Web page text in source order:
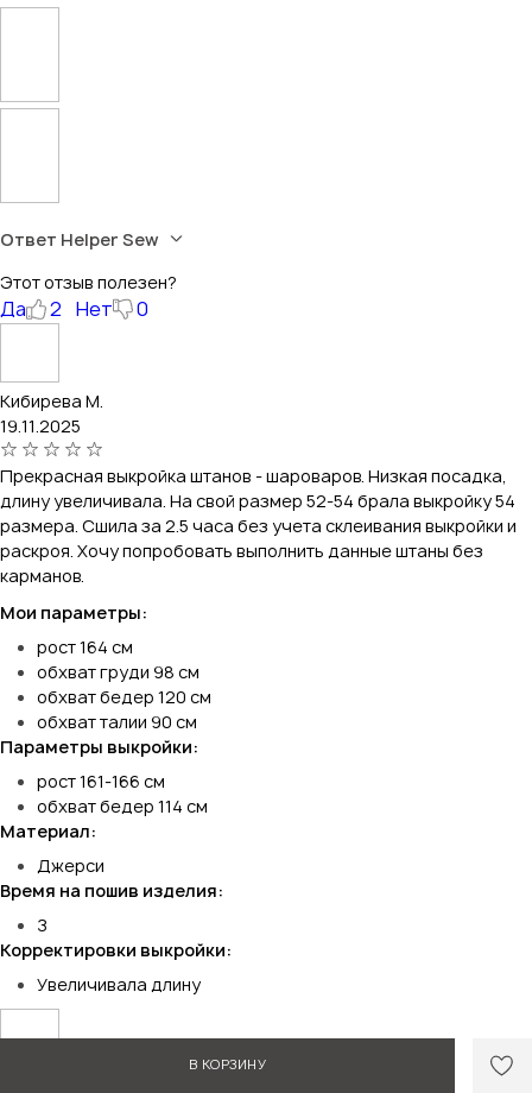
В КОРЗИНУ
Ответ Helper Sew
Этот отзыв полезен?
Да 2 Нет 0
Кибирева М.
19.11.2025
Прекрасная выкройка штанов - шароваров. Низкая посадка,
длину увеличивала. На свой размер 52-54 брала выкройку 54
размера. Сшила за 2.5 часа без учета склеивания выкройки и
раскроя. Хочу попробовать выполнить данные штаны без
карманов.
Мои параметры:
рост 164 см
обхват груди 98 см
обхват бедер 120 см
обхват талии 90 см
Параметры выкройки:
рост 161-166 см
обхват бедер 114 см
Материал:
Джерси
Время на пошив изделия:
З
Корректировки выкройки:
Увеличивала длину